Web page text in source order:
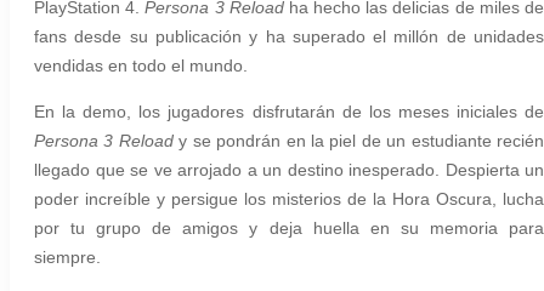
PlayStation 4.Persona 3 Reloadha hecho las delicias de miles de
fans desde su publicación y ha superado el millón de unidades
vendidas en todo el mundo.
En la demo, los jugadores disfrutarán de los meses iniciales de
Persona 3 Reloady se pondrán en la piel de un estudiante recién
llegado que se ve arrojado a un destino inesperado. Despierta un
poder increíble y persigue los misterios de la Hora Oscura, lucha
por tu grupo de amigos y deja huella en su memoria para
siempre.